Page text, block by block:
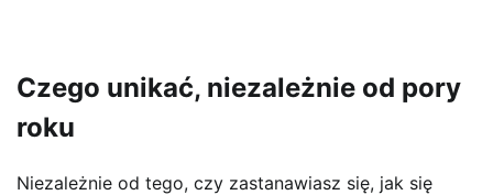
Czego unikać, niezależnie od pory
roku
Niezależnie od tego, czy zastanawiasz się, jak się